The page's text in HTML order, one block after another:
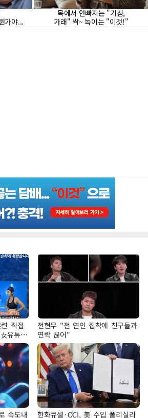
직접
유튜버
전현무 "전 연인 집착에 친구들과
연락 끊어"
속도내 한화큐셀·OCI, 美 수입 폴리실리